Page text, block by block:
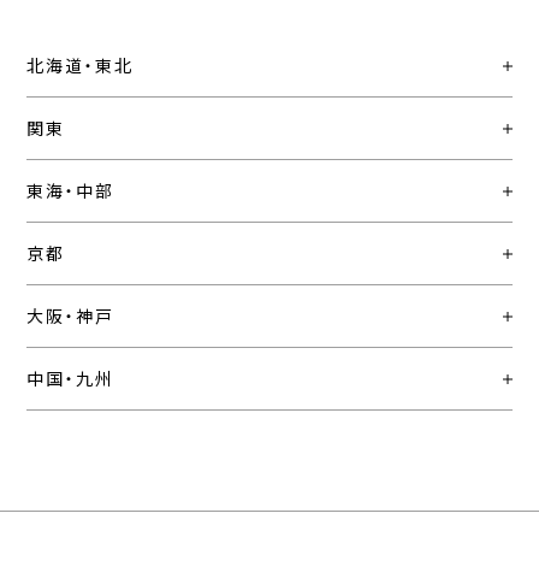
北海道・東北
関東
東海・中部
京都
大阪・神戸
中国・九州